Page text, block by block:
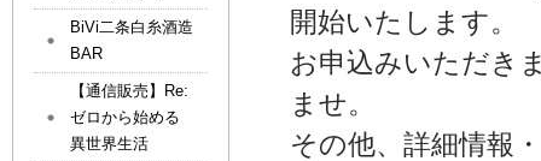
開始いたします。
お申込みいただき
ませ。
その他、詳細情報
BiVi二条白糸酒造
BAR
【通信販売】Re:
ゼロから始める
異世界生活